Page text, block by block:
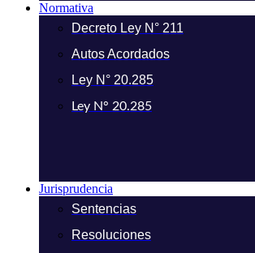
Normativa
Decreto Ley N° 211
Autos Acordados
Ley N° 20.285
Ley N° 20.285
Jurisprudencia
Sentencias
Resoluciones